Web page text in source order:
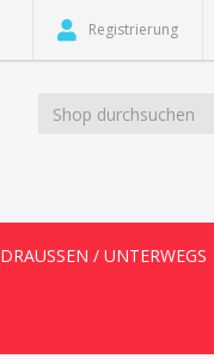
Registrierung
DRAUSSEN / UNTERWEGS